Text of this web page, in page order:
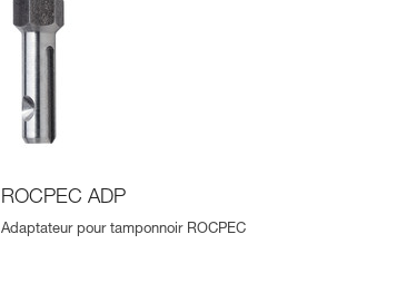
ROCPEC ADP
Adaptateur pour tamponnoir ROCPEC